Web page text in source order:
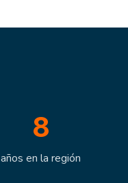
8
años en la región